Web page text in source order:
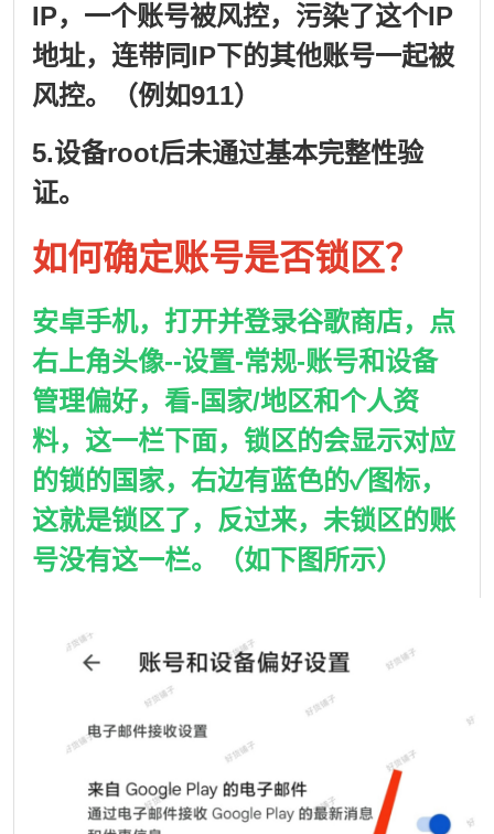
IP，一个账号被风控，污染了这个IP
地址，连带同IP下的其他账号一起被
风控。（例如911）
5.设备root后未通过基本完整性验
证。
如何确定账号是否锁区？
安卓手机，打开并登录谷歌商店，点
右上角头像--设置-常规-账号和设备
管理偏好，看-国家/地区和个人资
料，这一栏下面，锁区的会显示对应
的锁的国家，右边有蓝色的✓图标，
这就是锁区了，反过来，未锁区的账
号没有这一栏。（如下图所示）